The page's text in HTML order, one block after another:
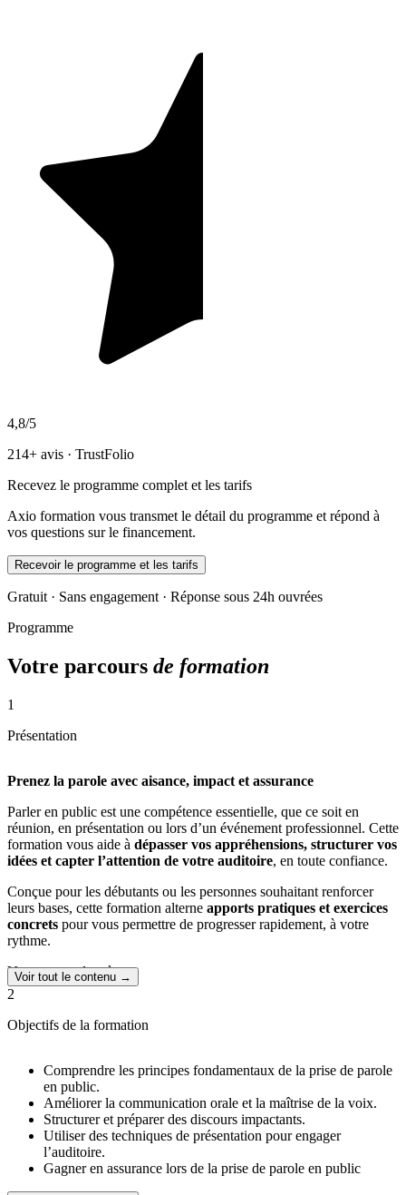
4,8/5
214+ avis · TrustFolio
Recevez le programme complet et les tarifs
Axio formation vous transmet le détail du programme et répond à
vos questions sur le financement.
Recevoir le programme et les tarifs
Gratuit · Sans engagement · Réponse sous 24h ouvrées
Programme
Votre parcours de formation
1
Présentation
Prenez la parole avec aisance, impact et assurance
Parler en public est une compétence essentielle, que ce soit en
réunion, en présentation ou lors d’un événement professionnel. Cette
formation vous aide à dépasser vos appréhensions, structurer vos
idées et capter l’attention de votre auditoire, en toute confiance.
Conçue pour les débutants ou les personnes souhaitant renforcer
leurs bases, cette formation alterne apports pratiques et exercices
concrets pour vous permettre de progresser rapidement, à votre
rythme.
Vous apprendrez à :
vos axes de progression.
Améliorer votre élocution, votre posture, votre gestuelle et
Structurer un discours clair, percutant et mémorable.
Gérer le stress et transformer le trac en énergie positive.
Utiliser des supports visuels avec efficacité.
Interagir avec le public et répondre aux questions avec
sérénité.
Vous adapter aux formats distanciels (visioconférence,
webinaire…).
Voir tout le contenu →
2
Objectifs de la formation
Comprendre les principes fondamentaux de la prise de parole
en public.
Améliorer la communication orale et la maîtrise de la voix.
Structurer et préparer des discours impactants.
Utiliser des techniques de présentation pour engager
l’auditoire.
Gagner en assurance lors de la prise de parole en public